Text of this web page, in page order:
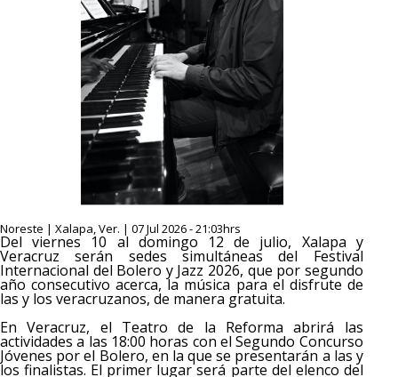
Noreste | Xalapa, Ver. | 07 Jul 2026 - 21:03hrs
Del viernes 10 al domingo 12 de julio, Xalapa y
Veracruz serán sedes simultáneas del Festival
Internacional del Bolero y Jazz 2026, que por segundo
año consecutivo acerca, la música para el disfrute de
las y los veracruzanos, de manera gratuita.
En Veracruz, el Teatro de la Reforma abrirá las
actividades a las 18:00 horas con el Segundo Concurso
Jóvenes por el Bolero, en la que se presentarán a las y
los finalistas. El primer lugar será parte del elenco del